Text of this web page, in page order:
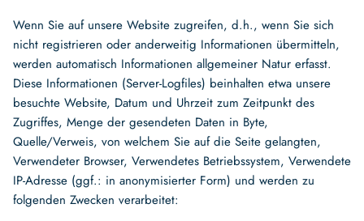
Wenn Sie auf unsere Website zugreifen, d.h., wenn Sie sich
nicht registrieren oder anderweitig Informationen übermitteln,
werden automatisch Informationen allgemeiner Natur erfasst.
Diese Informationen (Server-Logfiles) beinhalten etwa unsere
besuchte Website, Datum und Uhrzeit zum Zeitpunkt des
Zugriffes, Menge der gesendeten Daten in Byte,
Quelle/Verweis, von welchem Sie auf die Seite gelangten,
Verwendeter Browser, Verwendetes Betriebssystem, Verwendete
IP-Adresse (ggf.: in anonymisierter Form) und werden zu
folgenden Zwecken verarbeitet: